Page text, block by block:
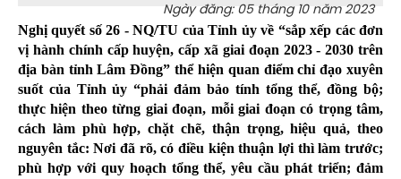
Ngày đăng: 05 tháng 10 năm 2023
Nghị quyết số 26 - NQ/TU của Tỉnh ủy về “sắp xếp các đơn
vị hành chính cấp huyện, cấp xã giai đoạn 2023 - 2030 trên
địa bàn tỉnh Lâm Đồng” thể hiện quan điểm chỉ đạo xuyên
suốt của Tỉnh ủy “phải đảm bảo tính tổng thể, đồng bộ;
thực hiện theo từng giai đoạn, mỗi giai đoạn có trọng tâm,
cách làm phù hợp, chặt chẽ, thận trọng, hiệu quả, theo
nguyên tắc: Nơi đã rõ, có điều kiện thuận lợi thì làm trước;
phù hợp với quy hoạch tổng thể, yêu cầu phát triển; đảm